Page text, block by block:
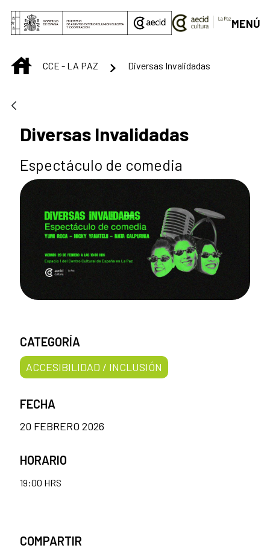
Saltar al contenido principal
MENÚ
INICIOCCE - LA PAZ Diversas Invalidadas
Diversas Invalidadas
Espectáculo de comedia
CATEGORÍA
ACCESIBILIDAD / INCLUSIÓN
FECHA
20 FEBRERO 2026
HORARIO
19:00 HRS
COMPARTIR